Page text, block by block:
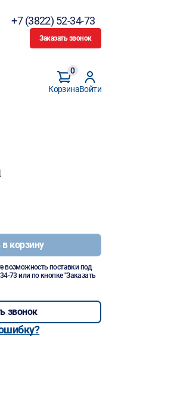
+7 (3822) 52-34-73
Заказать звонок
Корзина
0
Войти
корзину
возможность поставки под
73 или по кнопке "Заказать
звонок